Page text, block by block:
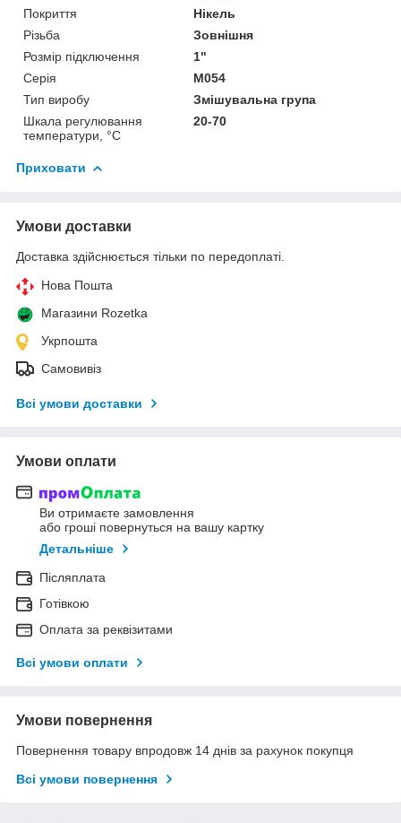
Покриття
Нікель
Різьба
Зовнішня
Розмір підключення
1"
Серія
М054
Тип виробу
Змішувальна група
Шкала регулювання
температури, °C
20-70
Приховати
Умови доставки
Доставка здійснюється тільки по передоплаті.
Нова Пошта
Магазини Rozetka
Укрпошта
Самовивіз
Всі умови доставки
Умови оплати
Ви отримаєте замовлення
або гроші повернуться на вашу картку
Детальніше
Післяплата
Готівкою
Оплата за реквізитами
Всі умови оплати
Умови повернення
Повернення товару впродовж 14 днів за рахунок покупця
Всі умови повернення